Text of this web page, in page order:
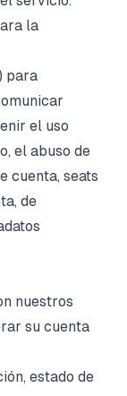
la
para
el uso
el abuso de
cuenta, seats
de
nuestros
su cuenta
estado de